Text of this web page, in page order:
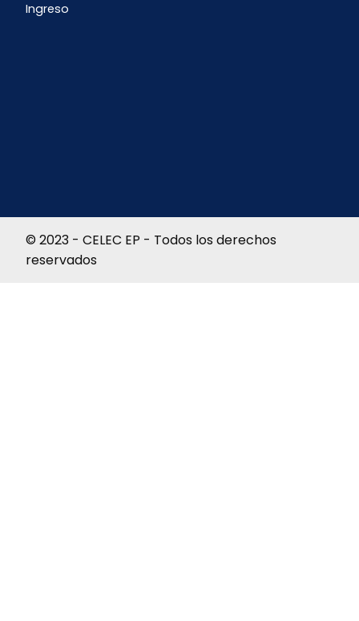
Ingreso
© 2023 - CELEC EP - Todos los derechos
reservados